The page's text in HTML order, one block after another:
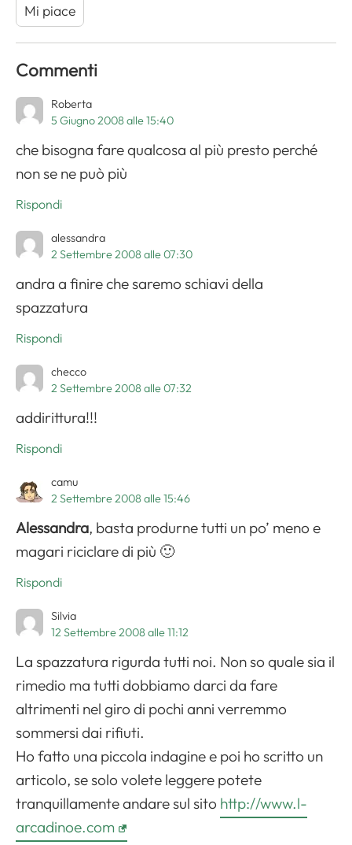
Mi piace
Commenti
Roberta
5 Giugno 2008 alle 15:40
che bisogna fare qualcosa al più presto perché
non se ne può più
Rispondi
alessandra
2 Settembre 2008 alle 07:30
andra a finire che saremo schiavi della
spazzatura
Rispondi
checco
2 Settembre 2008 alle 07:32
addirittura!!!
Rispondi
camu
2 Settembre 2008 alle 15:46
Alessandra, basta produrne tutti un po’ meno e
magari riciclare di più 🙂
Rispondi
Silvia
12 Settembre 2008 alle 11:12
La spazzatura rigurda tutti noi. Non so quale sia il
rimedio ma tutti dobbiamo darci da fare
altrimenti nel giro di pochi anni verremmo
sommersi dai rifiuti.
Ho fatto una piccola indagine e poi ho scritto un
articolo, se solo volete leggere potete
tranquillamente andare sul sito http://www.l-
arcadinoe.com